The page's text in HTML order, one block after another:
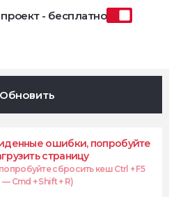
- бесплатно
Обновить
ошибки, попробуйте
страницу
сбросить кеш Ctrl + F5
— Cmd + Shift + R)